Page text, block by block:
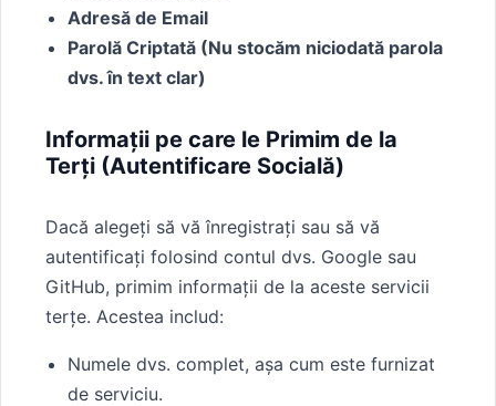
Adresă de Email
Parolă Criptată (Nu stocăm niciodată parola
dvs. în text clar)
Informații pe care le Primim de la
Terți (Autentificare Socială)
Dacă alegeți să vă înregistrați sau să vă
autentificați folosind contul dvs. Google sau
GitHub, primim informații de la aceste servicii
terțe. Acestea includ:
Numele dvs. complet, așa cum este furnizat
de serviciu.